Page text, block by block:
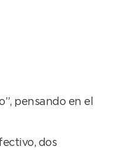
pensando en el
dos